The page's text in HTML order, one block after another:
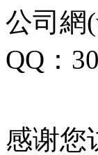
公司網
QQ：
感谢您